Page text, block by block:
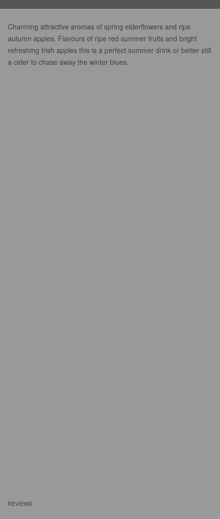
Charming attractive aromas of spring elderflowers and ripe
autumn apples. Flavours of ripe red summer fruits and bright
refreshing Irish apples this is a perfect summer drink or better still
a cider to chase away the winter blues.
REVIEWS